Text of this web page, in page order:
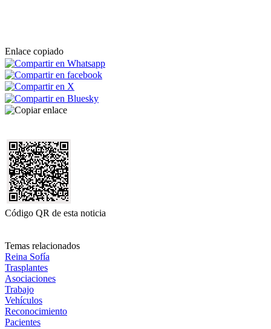
Enlace copiado
Código QR de esta noticia
Temas relacionados
Reina Sofía
Trasplantes
Asociaciones
Trabajo
Vehículos
Reconocimiento
Pacientes